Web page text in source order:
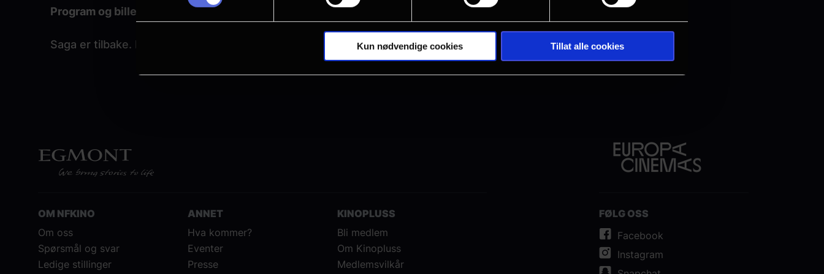
Kun nødvendige cookies Tillat alle cookies
Program og billetter lanseres snart – følg med!
Saga er tilbake. Klar for store filmøyeblikk igjen? 🍿✨
OM NFKINO
Om oss
Spørsmål og svar
Ledige stillinger
ANNET
Hva kommer?
Eventer
Presse
KINOPLUSS
Bli medlem
Om Kinopluss
Medlemsvilkår
FØLG OSS
Facebook
Instagram